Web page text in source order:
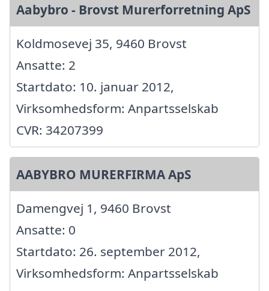
Aabybro - Brovst Murerforretning ApS
Koldmosevej 35, 9460 Brovst
Ansatte: 2
Startdato: 10. januar 2012,
Virksomhedsform: Anpartsselskab
CVR: 34207399
AABYBRO MURERFIRMA ApS
Damengvej 1, 9460 Brovst
Ansatte: 0
Startdato: 26. september 2012,
Virksomhedsform: Anpartsselskab